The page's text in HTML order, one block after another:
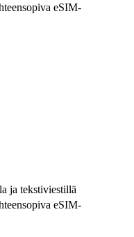
eSIM-
ja tekstiviestillä
eSIM-